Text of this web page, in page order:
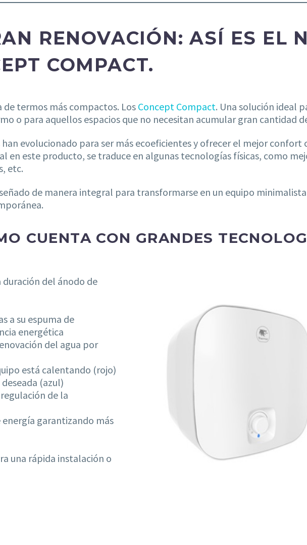
RENOVACIÓN: ASÍ ES EL
COMPACT.
termos más compactos. Los Concept Compact. Una solución ideal
o para aquellos espacios que no necesitan acumular gran cantidad
evolucionado para ser más ecoeficientes y ofrecer el mejor confort
en este producto, se traduce en algunas tecnologías físicas, como
etc.
de manera integral para transformarse en un equipo
CUENTA CON GRANDES
duración del ánodo de
a su espuma de
energética
del agua por
está calentando (rojo)
(azul)
de la
energía garantizando más
una rápida instalación o